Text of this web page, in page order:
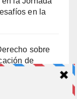
en la
sobre
de